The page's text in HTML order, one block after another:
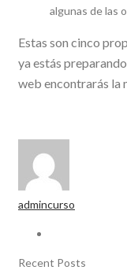
algunas de las
Estas son cinco
ya estás
web encontrarás la
admincurso
Recent Posts